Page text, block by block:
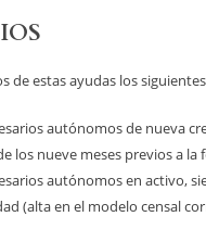
de estas ayudas los
autónomos de nueva
los nueve meses previos a
autónomos en activo,
(alta en el modelo censal